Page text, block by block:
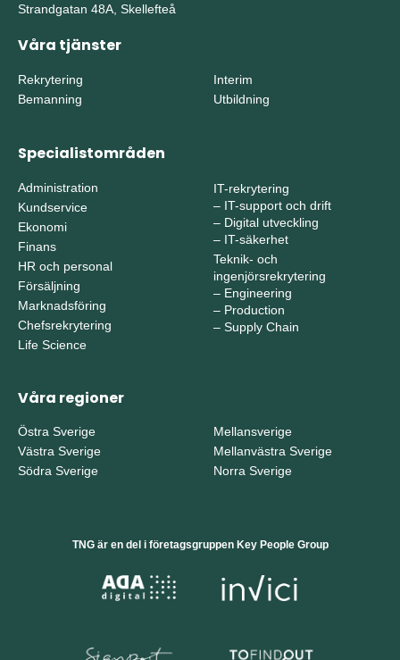
Strandgatan 48A, Skellefteå
Våra tjänster
Rekrytering
Bemanning
Interim
Utbildning
Specialistområden
Administration
Kundservice
Ekonomi
Finans
HR och personal
Försäljning
Marknadsföring
Chefsrekrytering
Life Science
IT-rekrytering
– IT-support och drift
– Digital utveckling
– IT-säkerhet
Teknik- och
ingenjörsrekrytering
– Engineering
– Production
– Supply Chain
Våra regioner
Östra Sverige
Västra Sverige
Södra Sverige
Mellansverige
Mellanvästra Sverige
Norra Sverige
TNG är en del i företagsgruppen Key People Group